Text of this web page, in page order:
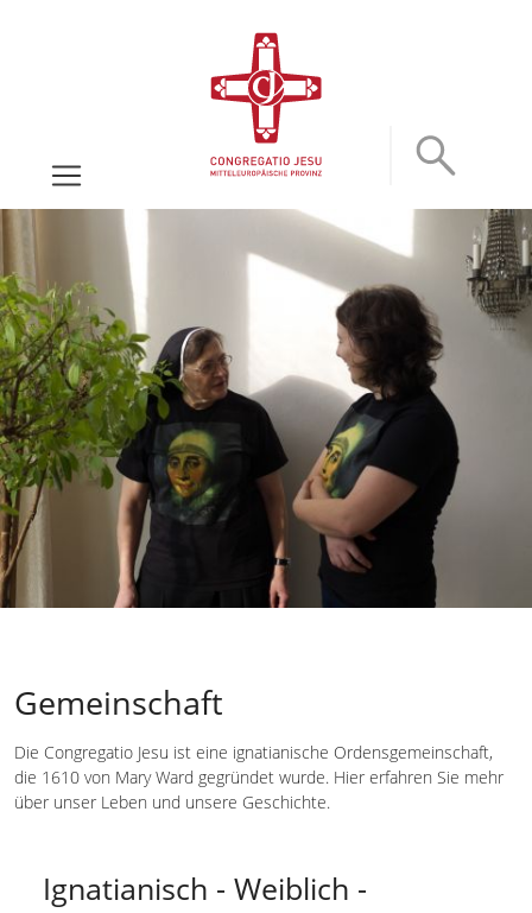
Gemeinschaft
Die Congregatio Jesu ist eine ignatianische Ordensgemeinschaft,
die 1610 von Mary Ward gegründet wurde. Hier erfahren Sie mehr
über unser Leben und unsere Geschichte.
Ignatianisch - Weiblich -